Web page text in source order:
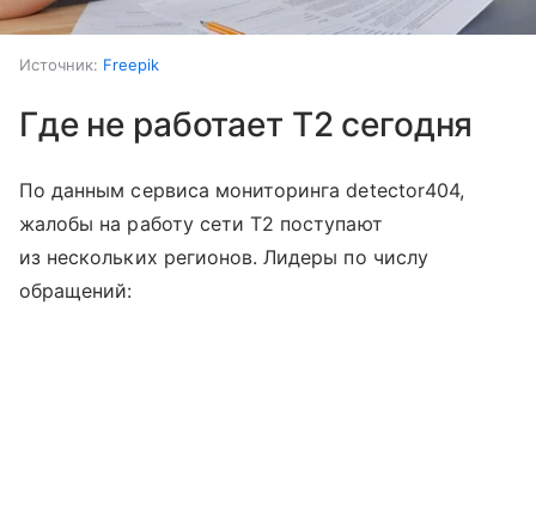
Источник: Freepik
Где не работает T2 сегодня
По данным сервиса мониторинга detector404,
жалобы на работу сети T2 поступают
из нескольких регионов. Лидеры по числу
обращений: